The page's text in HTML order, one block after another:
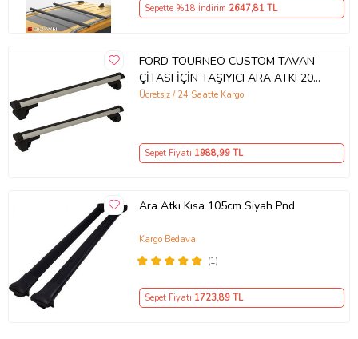
Sepette %18 İndirim 2647,81 TL
FORD TOURNEO CUSTOM TAVAN
ÇİTASI İÇİN TAŞIYICI ARA ATKI 2025
2026 2027
Ücretsiz / 24 Saatte Kargo
Sepet Fiyatı 1988,99 TL
Ara Atkı Kısa 105cm Siyah Pnd
(1)
Kargo Bedava
Sepet Fiyatı 1723,89 TL